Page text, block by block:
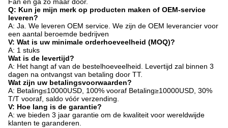
Fan en ga zo maar door.
Q: Kun je mijn merk op producten maken of OEM-service
leveren?
A: Ja. We leveren OEM service. We zijn de OEM leverancier voor
een aantal beroemde bedrijven
V: Wat is uw minimale orderhoeveelheid (MOQ)?
A: 1 stuks
Wat is de levertijd?
A: Het hangt af van de bestelhoeveelheid. Levertijd zal binnen 3
dagen na ontvangst van betaling door TT.
Wat zijn uw betalingsvoorwaarden?
A: Betaling≤10000USD, 100% vooraf Betaling≥10000USD, 30%
T/T vooraf, saldo vóór verzending.
V: Hoe lang is de garantie?
A: we bieden 3 jaar garantie om de kwaliteit voor wereldwijde
klanten te garanderen.